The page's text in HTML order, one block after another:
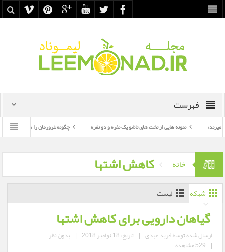
فهرست
نمونه هایی از تخت های تاشو یک نفره و دو نفره چگونه غرورمان را درست به کار بگیریم؟
خانه کاهش اشتها
شبکه لیست
گیاهان دارویی برای کاهش اشتها
ارسال شده توسطفرید عبدی | تاریخ: 18 نوامبر 2018 | بدون نظر
| 529 مشاهده